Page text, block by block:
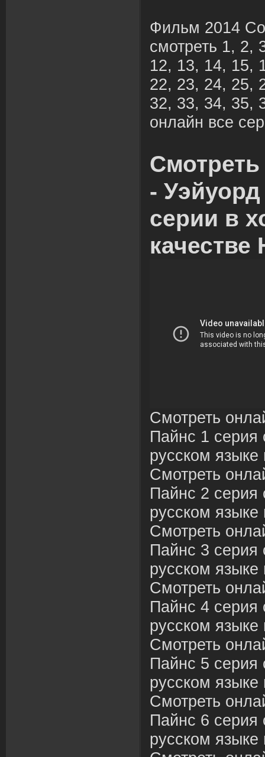
Фильм 2014
смотреть 1, 2,
12, 13, 14, 15,
22, 23, 24, 25,
32, 33, 34, 35,
онлайн все
-
серии в
качестве
Смотреть
Пайнс 1 серия
русском
Смотреть
Пайнс 2 серия
русском
Смотреть
Пайнс 3 серия
русском
Смотреть
Пайнс 4 серия
русском
Смотреть
Пайнс 5 серия
русском
Смотреть
Пайнс 6 серия
русском